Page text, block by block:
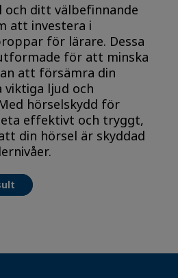
och ditt välbefinnande
att investera i
för lärare. Dessa
för att minska
att försämra din
ljud och
hörselskydd för
effektivt och tryggt,
din hörsel är skyddad